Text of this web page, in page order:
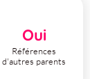
Oui
Références
d'autres parents